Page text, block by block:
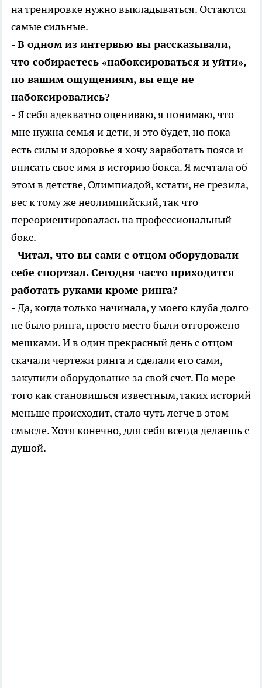
на тренировке нужно выкладываться. Остаются
самые сильные.
- В одном из интервью вы рассказывали,
что собираетесь «набоксироваться и уйти»,
по вашим ощущениям, вы еще не
набоксировались?
- Я себя адекватно оцениваю, я понимаю, что
мне нужна семья и дети, и это будет, но пока
есть силы и здоровье я хочу заработать пояса и
вписать свое имя в историю бокса. Я мечтала об
этом в детстве, Олимпиадой, кстати, не грезила,
вес к тому же неолимпийский, так что
переориентировалась на профессиональный
бокс.
- Читал, что вы сами с отцом оборудовали
себе спортзал. Сегодня часто приходится
работать руками кроме ринга?
- Да, когда только начинала, у моего клуба долго
не было ринга, просто место были отгорожено
мешками. И в один прекрасный день с отцом
скачали чертежи ринга и сделали его сами,
закупили оборудование за свой счет. По мере
того как становишься известным, таких историй
меньше происходит, стало чуть легче в этом
смысле. Хотя конечно, для себя всегда делаешь с
душой.